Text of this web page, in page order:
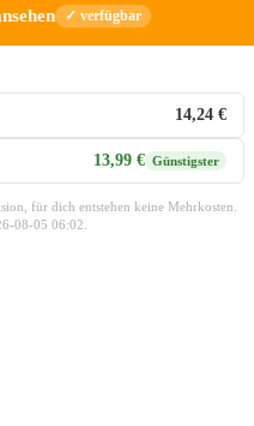
✓ verfügbar
14,24 €
13,99 € Günstigster
für dich entstehen keine Mehrkosten.
08-05 06:02.